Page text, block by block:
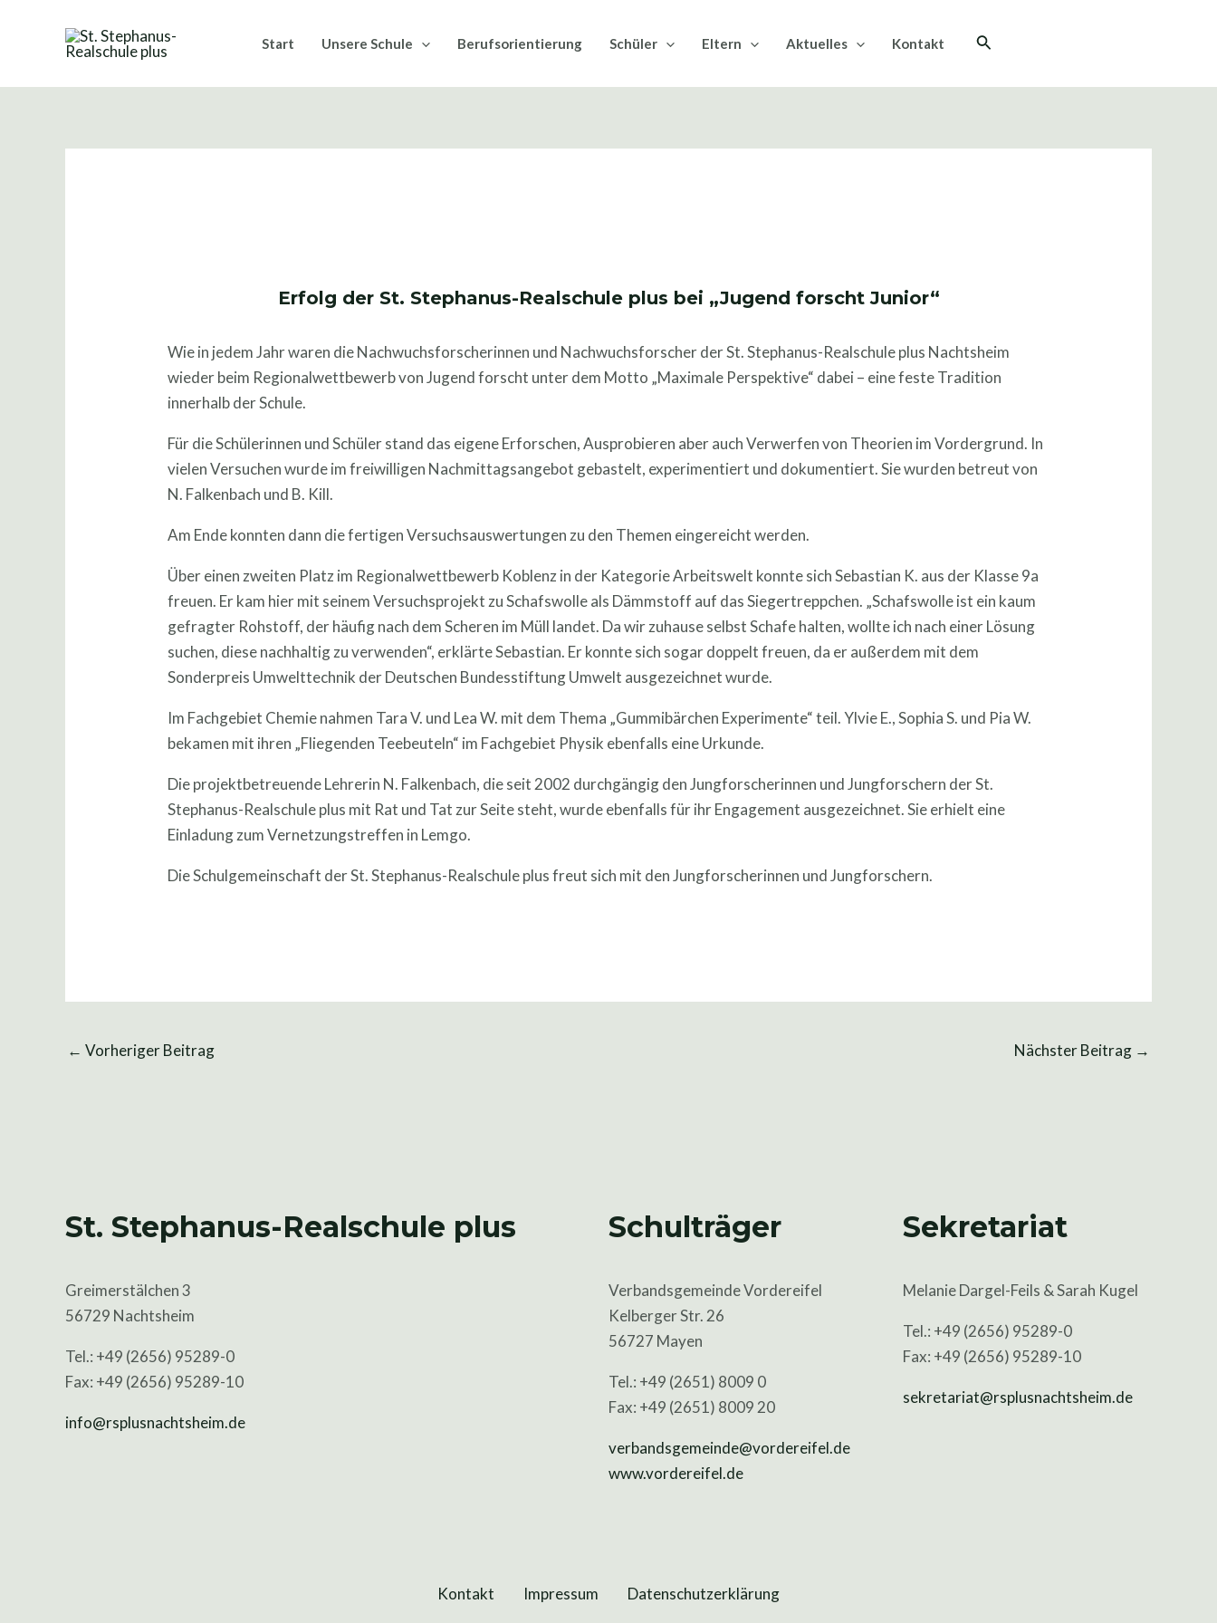
Start Unsere Schule Berufsorientierung Schüler Eltern Aktuelles Kontakt Suche
Erfolg der St. Stephanus-Realschule plus bei „Jugend forscht Junior“
Wie in jedem Jahr waren die Nachwuchsforscherinnen und Nachwuchsforscher der St. Stephanus-Realschule plus Nachtsheim
wieder beim Regionalwettbewerb von Jugend forscht unter dem Motto „Maximale Perspektive“ dabei – eine feste Tradition
innerhalb der Schule.
Für die Schülerinnen und Schüler stand das eigene Erforschen, Ausprobieren aber auch Verwerfen von Theorien im Vordergrund. In
vielen Versuchen wurde im freiwilligen Nachmittagsangebot gebastelt, experimentiert und dokumentiert. Sie wurden betreut von
N. Falkenbach und B. Kill.
Am Ende konnten dann die fertigen Versuchsauswertungen zu den Themen eingereicht werden.
Über einen zweiten Platz im Regionalwettbewerb Koblenz in der Kategorie Arbeitswelt konnte sich Sebastian K. aus der Klasse 9a
freuen. Er kam hier mit seinem Versuchsprojekt zu Schafswolle als Dämmstoff auf das Siegertreppchen. „Schafswolle ist ein kaum
gefragter Rohstoff, der häufig nach dem Scheren im Müll landet. Da wir zuhause selbst Schafe halten, wollte ich nach einer Lösung
suchen, diese nachhaltig zu verwenden“, erklärte Sebastian. Er konnte sich sogar doppelt freuen, da er außerdem mit dem
Sonderpreis Umwelttechnik der Deutschen Bundesstiftung Umwelt ausgezeichnet wurde.
Im Fachgebiet Chemie nahmen Tara V. und Lea W. mit dem Thema „Gummibärchen Experimente“ teil. Ylvie E., Sophia S. und Pia W.
bekamen mit ihren „Fliegenden Teebeuteln“ im Fachgebiet Physik ebenfalls eine Urkunde.
Die projektbetreuende Lehrerin N. Falkenbach, die seit 2002 durchgängig den Jungforscherinnen und Jungforschern der St.
Stephanus-Realschule plus mit Rat und Tat zur Seite steht, wurde ebenfalls für ihr Engagement ausgezeichnet. Sie erhielt eine
Einladung zum Vernetzungstreffen in Lemgo.
Die Schulgemeinschaft der St. Stephanus-Realschule plus freut sich mit den Jungforscherinnen und Jungforschern.
navigation
← Vorheriger Beitrag Nächster Beitrag →
St. Stephanus-Realschule plus
Greimerstälchen 3
56729 Nachtsheim
Tel.: +49 (2656) 95289-0
Fax: +49 (2656) 95289-10
info@rsplusnachtsheim.de
Schulträger
Verbandsgemeinde Vordereifel
Kelberger Str. 26
56727 Mayen
Tel.: +49 (2651) 8009 0
Fax: +49 (2651) 8009 20
verbandsgemeinde@vordereifel.de
www.vordereifel.de
Sekretariat
Melanie Dargel-Feils & Sarah Kugel
Tel.: +49 (2656) 95289-0
Fax: +49 (2656) 95289-10
sekretariat@rsplusnachtsheim.de
Kontakt Impressum Datenschutzerklärung